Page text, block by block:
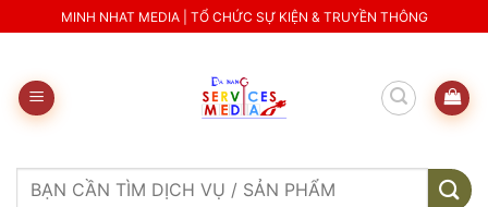
to
MINH NHAT MEDIA | TỔ CHỨC SỰ KIỆN & TRUYỀN THÔNG
Search